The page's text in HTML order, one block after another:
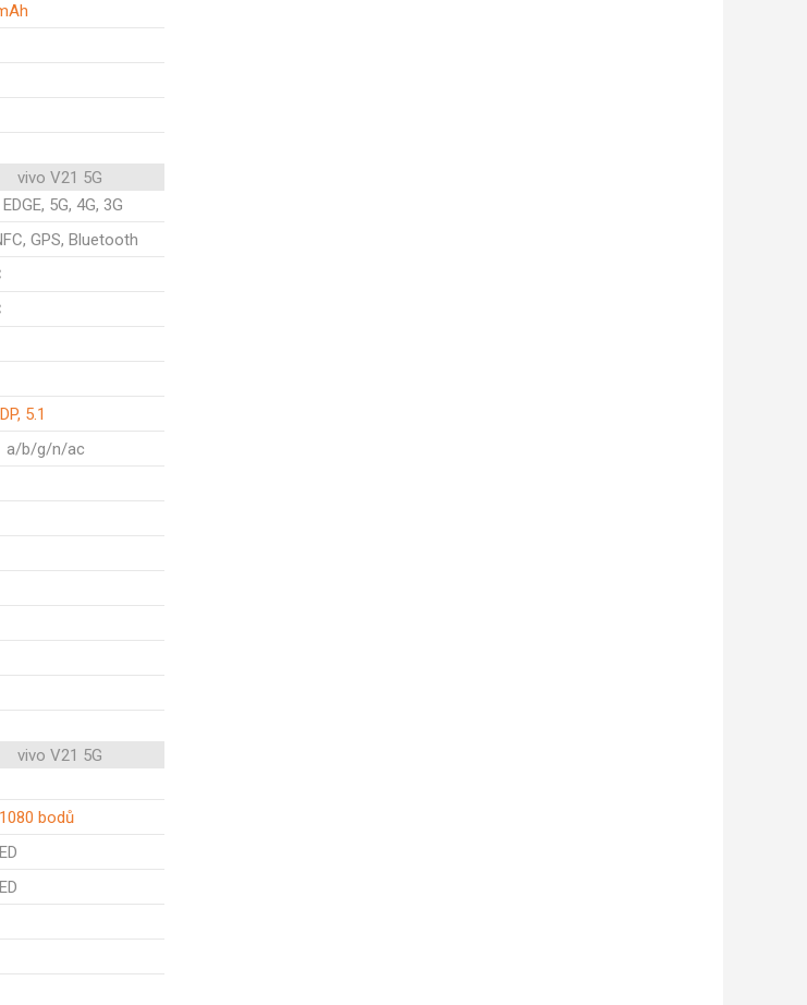
vivo V21 5G
5G, 4G, 3G
GPS, Bluetooth
5.1
a/b/g/n/ac
vivo V21 5G
bodů